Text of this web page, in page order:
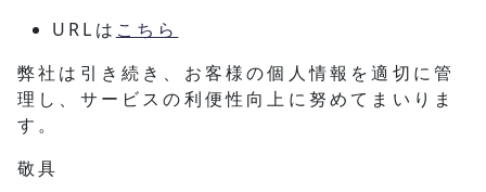
URLは こちら
弊社は引き続き、お客様の個人情報を適切に管
理し、サービスの利便性向上に努めてまいりま
す。
敬具